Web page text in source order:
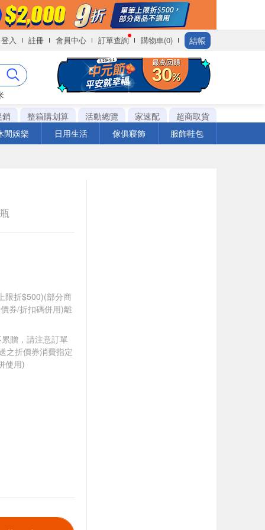
登入 註冊 會員中心 訂單查詢 購物車(0) 結帳
銷
整箱購划算 活動總覽 家速配
超商取貨
閒娛樂
日用生活 傢俱寢飾 服飾鞋包
限折$500)(部分商
券/折扣碼併用)離
贈，請注意訂單
之折價券消費指定
使用)